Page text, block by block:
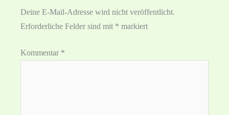
Deine E-Mail-Adresse wird nicht veröffentlicht.
Erforderliche Felder sind mit * markiert
Kommentar *